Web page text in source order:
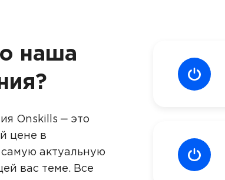
наша
Onskills ‒ это
цене в
актуальную
вас теме. Все